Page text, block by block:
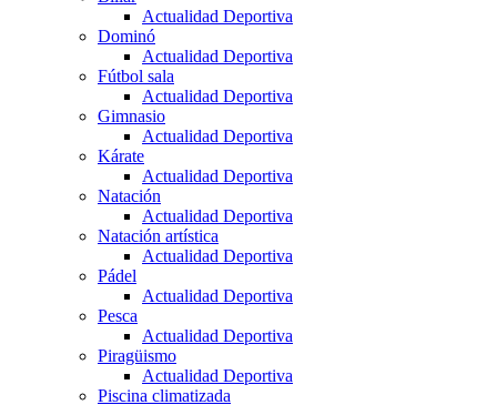
Actualidad Deportiva
Dominó
Actualidad Deportiva
Fútbol sala
Actualidad Deportiva
Gimnasio
Actualidad Deportiva
Kárate
Actualidad Deportiva
Natación
Actualidad Deportiva
Natación artística
Actualidad Deportiva
Pádel
Actualidad Deportiva
Pesca
Actualidad Deportiva
Piragüismo
Actualidad Deportiva
Piscina climatizada